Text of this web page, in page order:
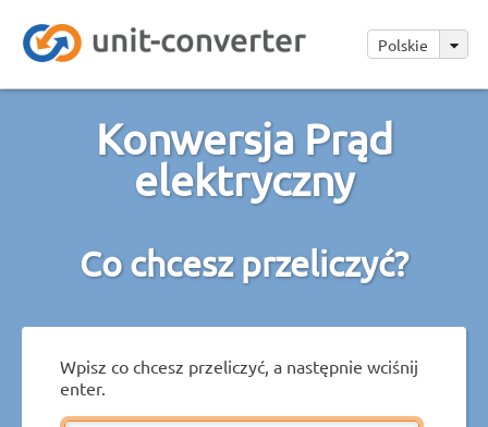
Polskie
Konwersja Prąd
elektryczny
Co chcesz przeliczyć?
Wpisz co chcesz przeliczyć, a następnie wciśnij
enter.